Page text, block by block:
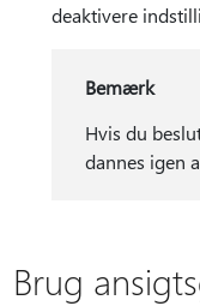
deaktivere
Bemærk
Hvis du
dannes igen
Brug